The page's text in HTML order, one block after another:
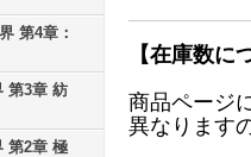
第4章：
第3章 紡
第2章 極
【在庫数に
商品ページ
異なります